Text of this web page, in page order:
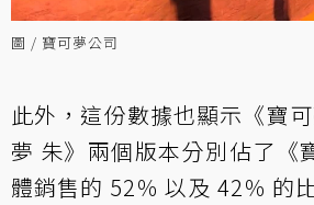
圖 / 寶可夢公司
此外，這份數據也顯示《寶
夢 朱》兩個版本分別佔了《
體銷售的 52％ 以及 42％ 的